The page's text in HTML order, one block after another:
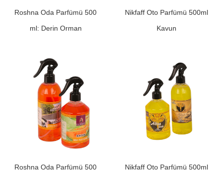
Roshna Oda Parfümü 500
ml: Derin Orman
Nikfaff Oto Parfümü 500ml
Kavun
Roshna Oda Parfümü 500
Nikfaff Oto Parfümü 500ml